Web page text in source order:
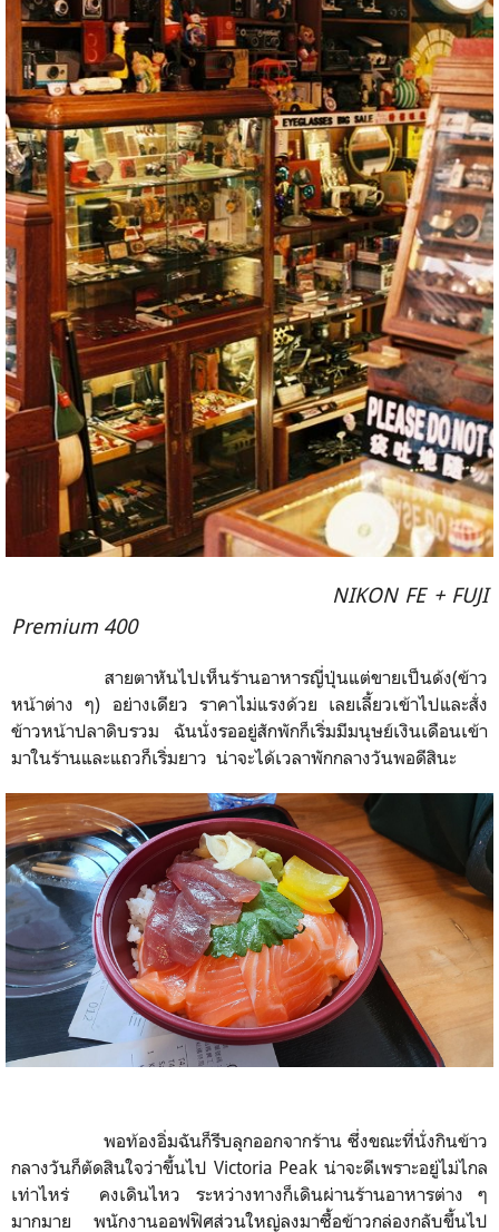
NIKON FE + FUJI
Premium 400
สายตาหันไปเห็นร้านอาหารญี่ปุ่นแต่ขายเป็นด้ง(ข้าว
หน้าต่าง ๆ) อย่างเดียว ราคาไม่แรงด้วย เลยเลี้ยวเข้าไปและสั่ง
ข้าวหน้าปลาดิบรวม ฉันนั่งรออยู่สักพักก็เริ่มมีมนุษย์เงินเดือนเข้า
มาในร้านและแถวก็เริ่มยาว น่าจะได้เวลาพักกลางวันพอดีสินะ
พอท้องอิ่มฉันก็รีบลุกออกจากร้านซึ่งขณะที่นั่งกินข้าว
กลางวันก็ตัดสินใจว่าขึ้นไป Victoria Peakน่าจะดีเพราะอยู่ไม่ไกล
เท่าไหร่
คงเดินไหว ระหว่างทางก็เดินผ่านร้านอาหารต่าง ๆ
มากมาย พนักงานออฟฟิศส่วนใหญ่ลงมาซื้อข้าวกล่องกลับขึ้นไป